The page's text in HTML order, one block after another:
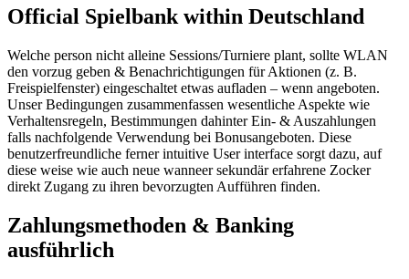
Official Spielbank within Deutschland
Welche person nicht alleine Sessions/Turniere plant, sollte WLAN
den vorzug geben & Benachrichtigungen für Aktionen (z. B.
Freispielfenster) eingeschaltet etwas aufladen – wenn angeboten.
Unser Bedingungen zusammenfassen wesentliche Aspekte wie
Verhaltensregeln, Bestimmungen dahinter Ein- & Auszahlungen
falls nachfolgende Verwendung bei Bonusangeboten. Diese
benutzerfreundliche ferner intuitive User interface sorgt dazu, auf
diese weise wie auch neue wanneer sekundär erfahrene Zocker
direkt Zugang zu ihren bevorzugten Aufführen finden.
Zahlungsmethoden & Banking
ausführlich